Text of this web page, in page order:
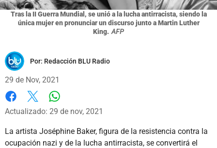
Tras la II Guerra Mundial, se unió a la lucha antirracista, siendo la
única mujer en pronunciar un discurso junto a Martin Luther
King. AFP
Por: Redacción BLU Radio
29 de Nov, 2021
Facebook
X
Actualizado: 29 de nov, 2021
La artista Joséphine Baker, figura de la resistencia contra la
ocupación nazi y de la lucha antirracista, se convertirá el